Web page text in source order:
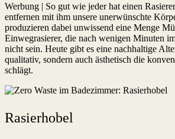
Werbung | So gut wie jeder hat einen
entfernen mit ihm unsere unerwünschte
produzieren dabei unwissend eine Menge
Einwegrasierer, die nach wenigen Minuten
nicht sein. Heute gibt es eine nachhaltige
qualitativ, sondern auch ästhetisch die
schlägt.
Rasierhobel